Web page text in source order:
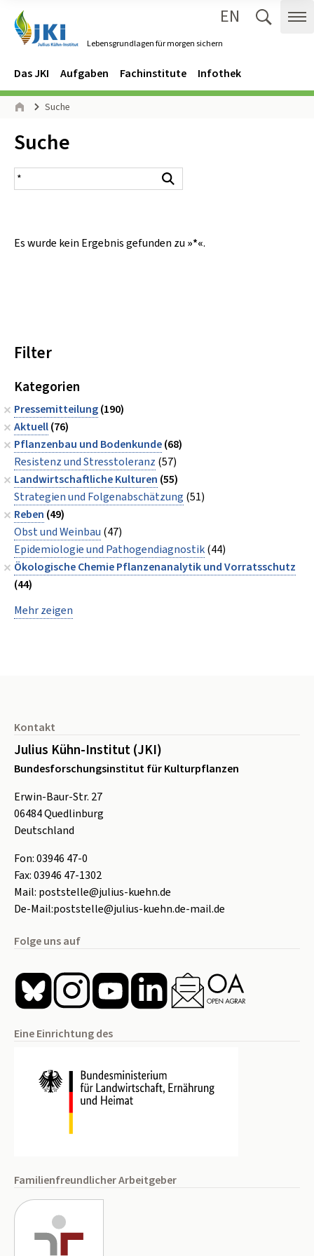
Lebensgrundlagen für morgen sichern
EN
Navigation
Hauptmenü
Das JKI Aufgaben Fachinstitute Infothek
Seitenpfad
Suche
Inhalt:
Suche
Suchergebnis
Es wurde kein Ergebnis gefunden zu »*«.
Filter
Kategorien
Pressemitteilung(190)
Aktuell(76)
Pflanzenbau und Bodenkunde(68)
Resistenz und Stresstoleranz (57)
Landwirtschaftliche Kulturen (55)
Strategien und Folgenabschätzung (51)
Reben (49)
Obst und Weinbau (47)
Epidemiologie und Pathogendiagnostik(44)
Ökologische Chemie Pflanzenanalytik und Vorratsschutz
(44)
Mehr zeigen
Kontakt
Julius Kühn-Institut (JKI)
Bundesforschungsinstitut für Kulturpflanzen
Erwin-Baur-Str. 27
06484Quedlinburg
Deutschland
Fon:03946 47-0
Fax:03946 47-1302
Mail: poststelle@julius-kuehn.de
De-Mail:poststelle@julius-kuehn.de-mail.de
Folge uns auf
Eine Einrichtung des
Familienfreundlicher Arbeitgeber